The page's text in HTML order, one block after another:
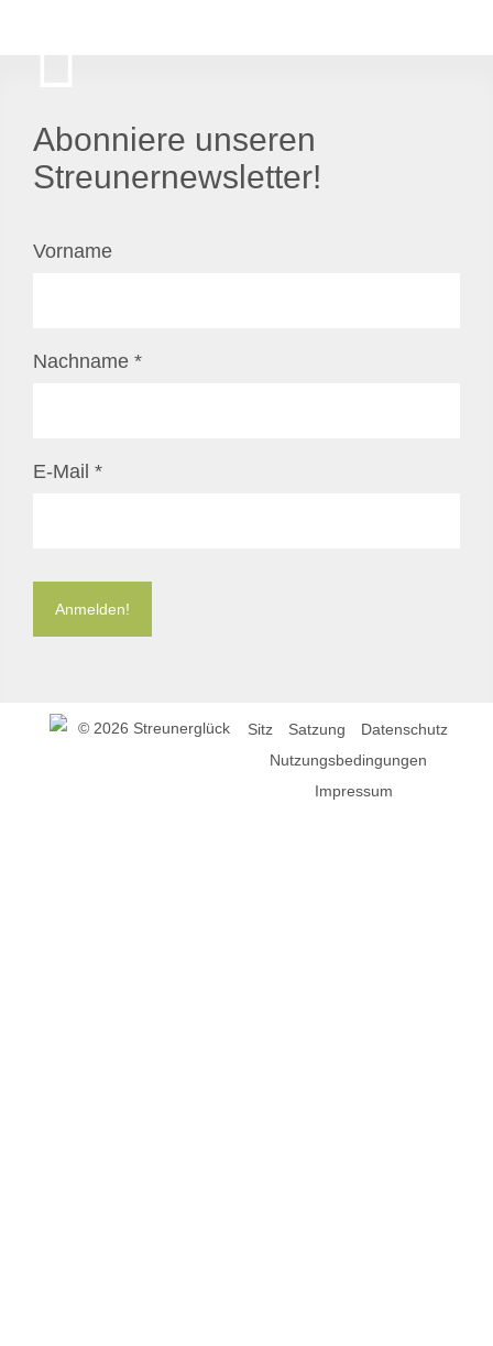
Abonniere unseren
Streunernewsletter!
Vorname
Nachname *
E-Mail *
© 2026 Streunerglück Sitz Satzung
Datenschutz
Nutzungsbedingungen
Impressum